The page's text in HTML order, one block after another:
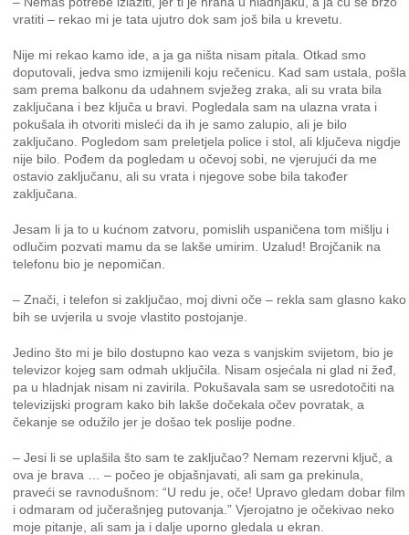
vratiti – rekao mi je tata ujutro dok sam još bila u krevetu.
Nije mi rekao kamo ide, a ja ga ništa nisam pitala. Otkad smo
doputovali, jedva smo izmijenili koju rečenicu. Kad sam ustala, pošla
sam prema balkonu da udahnem svježeg zraka, ali su vrata bila
zaključana i bez ključa u bravi. Pogledala sam na ulazna vrata i
pokušala ih otvoriti misleći da ih je samo zalupio, ali je bilo
zaključano. Pogledom sam preletjela police i stol, ali ključeva nigdje
nije bilo. Pođem da pogledam u očevoj sobi, ne vjerujući da me
ostavio zaključanu, ali su vrata i njegove sobe bila također
zaključana.
Jesam li ja to u kućnom zatvoru, pomislih uspaničena tom mišlju i
odlučim pozvati mamu da se lakše umirim. Uzalud! Brojčanik na
telefonu bio je nepomičan.
– Znači, i telefon si zaključao, moj divni oče – rekla sam glasno kako
bih se uvjerila u svoje vlastito postojanje.
Jedino što mi je bilo dostupno kao veza s vanjskim svijetom, bio je
televizor kojeg sam odmah uključila. Nisam osjećala ni glad ni žeđ,
pa u hladnjak nisam ni zavirila. Pokušavala sam se usredotočiti na
televizijski program kako bih lakše dočekala očev povratak, a
čekanje se odužilo jer je došao tek poslije podne.
– Jesi li se uplašila što sam te zaključao? Nemam rezervni ključ, a
ova je brava … – počeo je objašnjavati, ali sam ga prekinula,
praveći se ravnodušnom: “U redu je, oče! Upravo gledam dobar film
i odmaram od jučerašnjeg putovanja.” Vjerojatno je očekivao neko
moje pitanje, ali sam ja i dalje uporno gledala u ekran.